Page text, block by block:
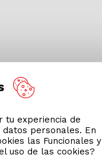
tu experiencia de
personales. En
las Funcionales y
uso de las cookies?